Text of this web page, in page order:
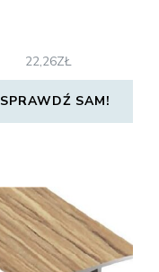
22,26ZŁ
SPRAWDŹ SAM!